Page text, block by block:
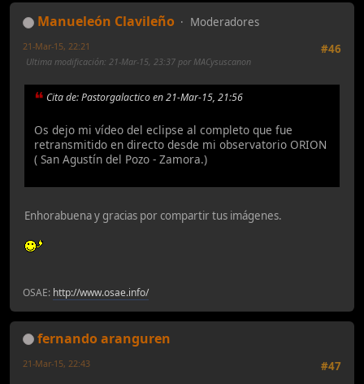
Manueleón Clavileño
Moderadores
#46
21-Mar-15, 22:21
Ultima modificación: 21-Mar-15, 23:37 por MACysuscanon
Cita de: Pastorgalactico en 21-Mar-15, 21:56
Os dejo mi vídeo del eclipse al completo que fue
retransmitido en directo desde mi observatorio ORION
( San Agustín del Pozo - Zamora.)
Enhorabuena y gracias por compartir tus imágenes.
OSAE: http://www.osae.info/
fernando aranguren
#47
21-Mar-15, 22:43